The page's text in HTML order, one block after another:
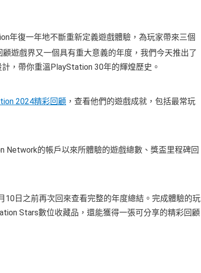
年復一年地不斷重新定義遊戲體驗，為玩家帶來三個
遊戲界又一個具有重大意義的年度，我們今天推出了
，帶你重溫PlayStation 30年的輝煌歷史。
2024精彩回顧 ，查看他們的遊戲成就，包括最常玩
Network的帳戶以來所體驗的遊戲總數、獎盃里程碑回
日之前再次回來查看完整的年度總結。完成體驗的玩
Stars數位收藏品，還能獲得一張可分享的精彩回顧